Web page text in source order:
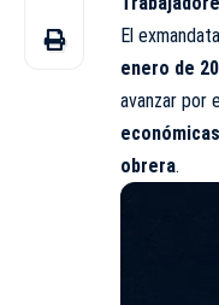
El
enero de
avanzar por
económicas
obrera.